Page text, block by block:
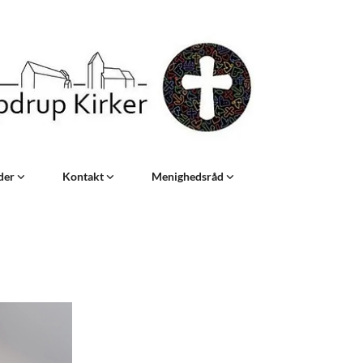
Kontakt Menighedsråd